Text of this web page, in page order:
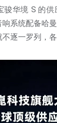
骏华境 S 的
系统配备哈
逐一罗列，